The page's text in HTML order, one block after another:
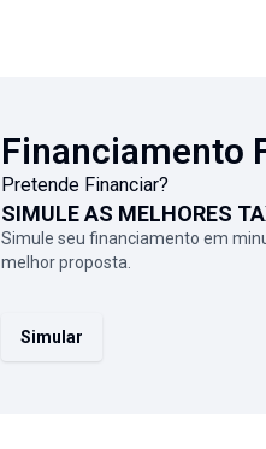
Financiamento
Pretende Financiar?
SIMULE AS MELHORES
Simule seu financiamento em
melhor proposta.
Simular